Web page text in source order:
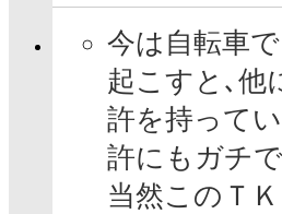
今は自転車
起こすと､他
許を持って
許にもガチ
当然このＴ